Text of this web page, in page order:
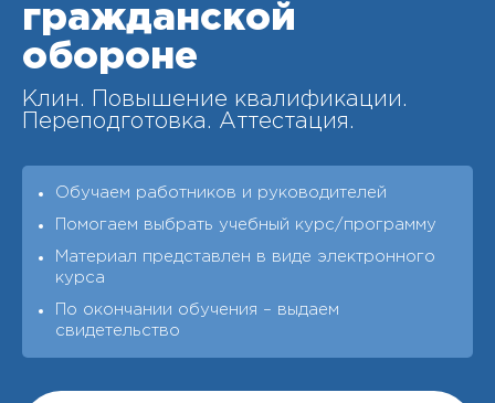
гражданской
обороне
Клин. Повышение квалификации.
Переподготовка. Аттестация.
Обучаем работников и руководителей
Помогаем выбрать учебный курс/программу
Материал представлен в виде электронного
курса
По окончании обучения – выдаeм
свидетельство